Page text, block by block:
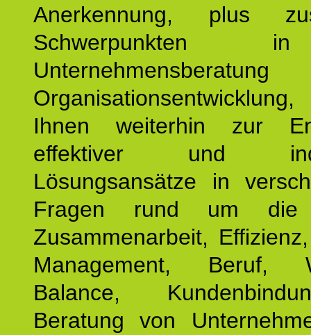
Anerkennung, plus
Schwerpunkten
Ihnen weiterhin zur
effektiver und
Lösungsansätze in
Fragen rund um die
Zusammenarbeit,
Management, Beruf,
Balance,
Beratung von